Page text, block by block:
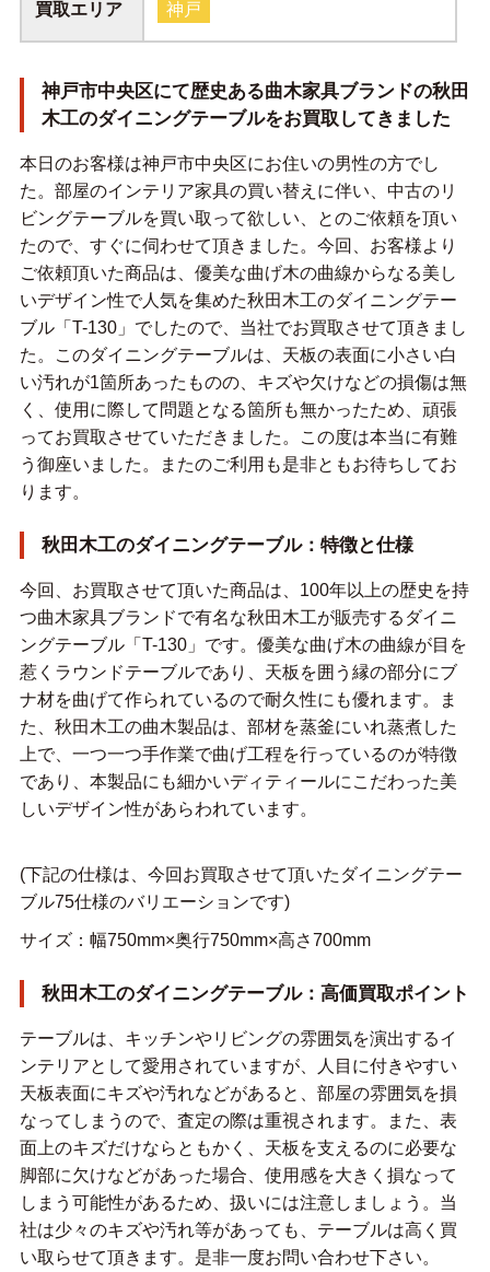
買取エリア 神戸
神戸市中央区にて歴史ある曲木家具ブランドの秋田
木工のダイニングテーブルをお買取してきました
本日のお客様は神戸市中央区にお住いの男性の方でし
た。部屋のインテリア家具の買い替えに伴い、中古のリ
ビングテーブルを買い取って欲しい、とのご依頼を頂い
たので、すぐに伺わせて頂きました。今回、お客様より
ご依頼頂いた商品は、優美な曲げ木の曲線からなる美し
いデザイン性で人気を集めた秋田木工のダイニングテー
ブル「T-130」でしたので、当社でお買取させて頂きまし
た。このダイニングテーブルは、天板の表面に小さい白
い汚れが1箇所あったものの、キズや欠けなどの損傷は無
く、使用に際して問題となる箇所も無かったため、頑張
ってお買取させていただきました。この度は本当に有難
う御座いました。またのご利用も是非ともお待ちしてお
ります。
秋田木工のダイニングテーブル：特徴と仕様
今回、お買取させて頂いた商品は、100年以上の歴史を持
つ曲木家具ブランドで有名な秋田木工が販売するダイニ
ングテーブル「T-130」です。優美な曲げ木の曲線が目を
惹くラウンドテーブルであり、天板を囲う縁の部分にブ
ナ材を曲げて作られているので耐久性にも優れます。ま
た、秋田木工の曲木製品は、部材を蒸釜にいれ蒸煮した
上で、一つ一つ手作業で曲げ工程を行っているのが特徴
であり、本製品にも細かいディティールにこだわった美
しいデザイン性があらわれています。
(下記の仕様は、今回お買取させて頂いたダイニングテー
ブル75仕様のバリエーションです)
サイズ：幅750mm×奥行750mm×高さ700mm
秋田木工のダイニングテーブル：高価買取ポイント
テーブルは、キッチンやリビングの雰囲気を演出するイ
ンテリアとして愛用されていますが、人目に付きやすい
天板表面にキズや汚れなどがあると、部屋の雰囲気を損
なってしまうので、査定の際は重視されます。また、表
面上のキズだけならともかく、天板を支えるのに必要な
脚部に欠けなどがあった場合、使用感を大きく損なって
しまう可能性があるため、扱いには注意しましょう。当
社は少々のキズや汚れ等があっても、テーブルは高く買
い取らせて頂きます。是非一度お問い合わせ下さい。